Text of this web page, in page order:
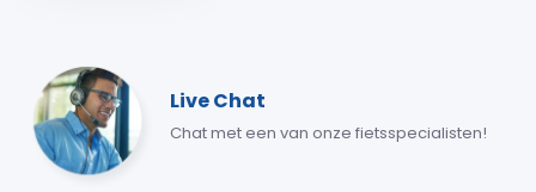
Live Chat
Chat met een van onze fietsspecialisten!